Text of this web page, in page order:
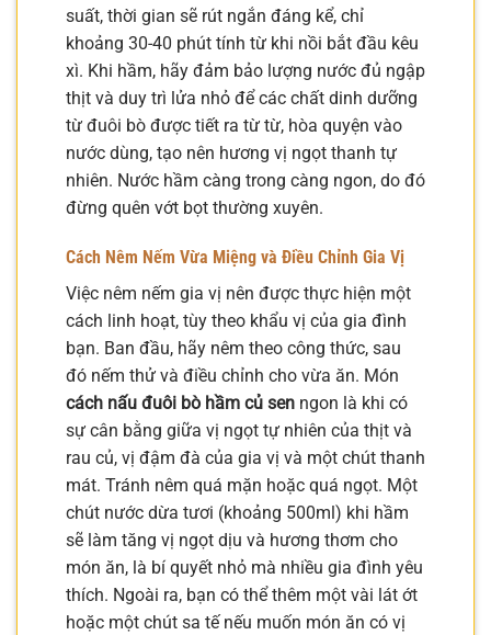
suất, thời gian sẽ rút ngắn đáng kể, chỉ
khoảng 30-40 phút tính từ khi nồi bắt đầu kêu
xì. Khi hầm, hãy đảm bảo lượng nước đủ ngập
thịt và duy trì lửa nhỏ để các chất dinh dưỡng
từ đuôi bò được tiết ra từ từ, hòa quyện vào
nước dùng, tạo nên hương vị ngọt thanh tự
nhiên. Nước hầm càng trong càng ngon, do đó
đừng quên vớt bọt thường xuyên.
Cách Nêm Nếm Vừa Miệng và Điều Chỉnh Gia Vị
Việc nêm nếm gia vị nên được thực hiện một
cách linh hoạt, tùy theo khẩu vị của gia đình
bạn. Ban đầu, hãy nêm theo công thức, sau
đó nếm thử và điều chỉnh cho vừa ăn. Món
cách nấu đuôi bò hầm củ sen ngon là khi có
sự cân bằng giữa vị ngọt tự nhiên của thịt và
rau củ, vị đậm đà của gia vị và một chút thanh
mát. Tránh nêm quá mặn hoặc quá ngọt. Một
chút nước dừa tươi (khoảng 500ml) khi hầm
sẽ làm tăng vị ngọt dịu và hương thơm cho
món ăn, là bí quyết nhỏ mà nhiều gia đình yêu
thích. Ngoài ra, bạn có thể thêm một vài lát ớt
hoặc một chút sa tế nếu muốn món ăn có vị